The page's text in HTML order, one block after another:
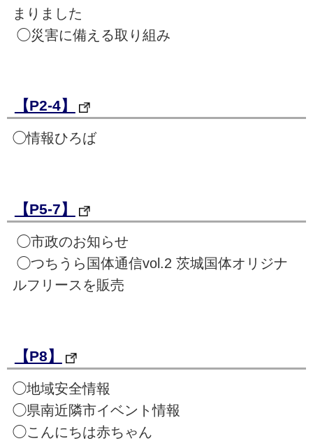
まりました
◯災害に備える取り組み
【P2-4】
◯情報ひろば
【P5-7】
◯市政のお知らせ
◯つちうら国体通信vol.2 茨城国体オリジナ
ルフリースを販売
【P8】
◯地域安全情報
◯県南近隣市イベント情報
◯こんにちは赤ちゃん